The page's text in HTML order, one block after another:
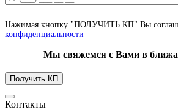
Нажимая кнопку "ПОЛУЧИТЬ КП" Вы
конфиденциальности
Мы свяжемся с Вами в
Контакты